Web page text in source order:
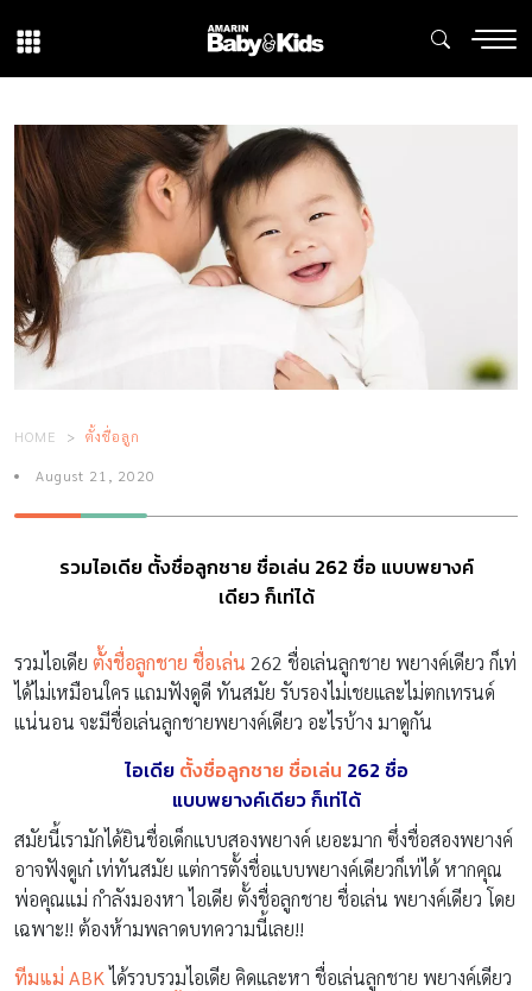
HOME ตั้งชื่อลูก
August 21, 2020
รวมไอเดีย ตั้งชื่อลูกชาย ชื่อเล่น 262 ชื่อ แบบพยางค์
เดียว ก็เท่ได้
รวมไอเดีย ตั้งชื่อลูกชาย ชื่อเล่น 262 ชื่อเล่นลูกชาย พยางค์เดียว ก็เท่
ได้ไม่เหมือนใคร แถมฟังดูดี ทันสมัย รับรองไม่เชยและไม่ตกเทรนด์
แน่นอน จะมีชื่อเล่นลูกชายพยางค์เดียว อะไรบ้าง มาดูกัน
ไอเดีย ตั้งชื่อลูกชาย ชื่อเล่น 262 ชื่อ
แบบพยางค์เดียวก็เท่ได้
สมัยนี้เรามักได้ยินชื่อเด็กแบบสองพยางค์ เยอะมาก ซึ่งชื่อสองพยางค์
อาจฟังดูเก๋ เท่ทันสมัย แต่การตั้งชื่อแบบพยางค์เดียวก็เท่ได้ หากคุณ
พ่อคุณแม่ กำลังมองหา ไอเดีย ตั้งชื่อลูกชาย ชื่อเล่น พยางค์เดียว โดย
เฉพาะ!! ต้องห้ามพลาดบทความนี้เลย!!
ทีมแม่ ABK ได้รวบรวมไอเดีย คิดและหา ชื่อเล่นลูกชาย พยางค์เดียว